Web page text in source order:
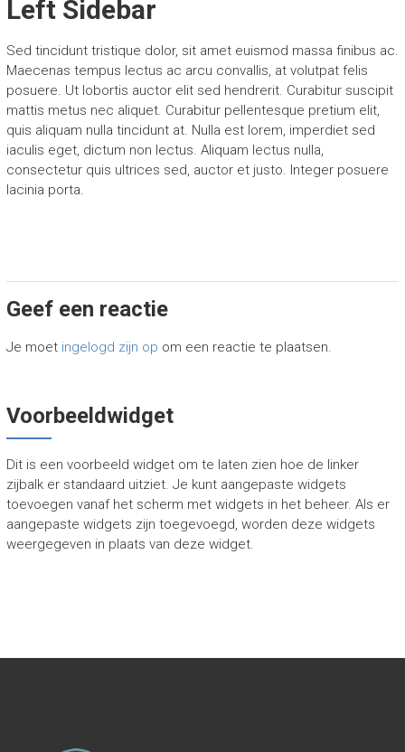
Left Sidebar
Sed tincidunt tristique dolor, sit amet euismod massa finibus ac.
Maecenas tempus lectus ac arcu convallis, at volutpat felis
posuere. Ut lobortis auctor elit sed hendrerit. Curabitur suscipit
mattis metus nec aliquet. Curabitur pellentesque pretium elit,
quis aliquam nulla tincidunt at. Nulla est lorem, imperdiet sed
iaculis eget, dictum non lectus. Aliquam lectus nulla,
consectetur quis ultrices sed, auctor et justo. Integer posuere
lacinia porta.
Geef een reactie
Je moet ingelogd zijn op om een reactie te plaatsen.
Voorbeeldwidget
Dit is een voorbeeld widget om te laten zien hoe de linker
zijbalk er standaard uitziet. Je kunt aangepaste widgets
toevoegen vanaf het scherm met widgets in het beheer. Als er
aangepaste widgets zijn toegevoegd, worden deze widgets
weergegeven in plaats van deze widget.